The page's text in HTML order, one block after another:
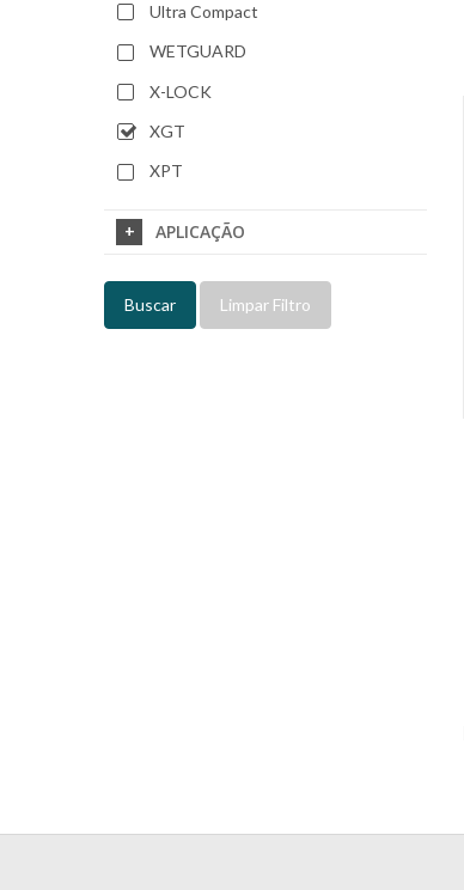
Ultra Compact
WETGUARD
X-LOCK
XGT
XPT
APLICAÇÃO
Buscar Limpar Filtro